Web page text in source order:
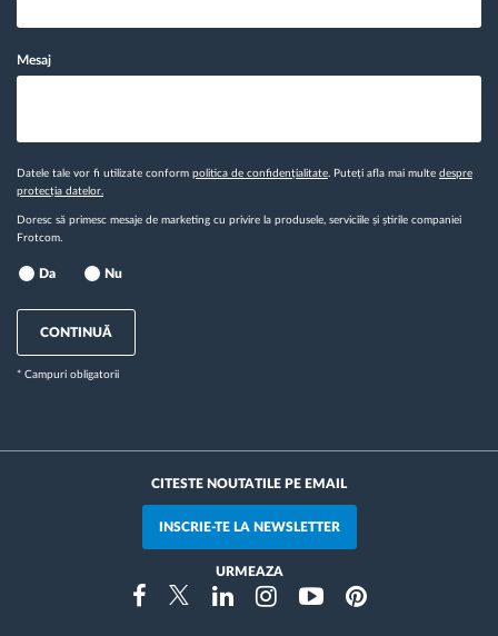
Mesaj
Datele tale vor fi utilizate conform politica de confidențialitate. Puteți afla mai multe despre
protecția datelor.
Doresc să primesc mesaje de marketing cu privire la produsele, serviciile și știrile companiei
Frotcom.
Da Nu
CONTINUĂ
* Campuri obligatorii
CITESTE NOUTATILE PE EMAIL
INSCRIE-TE LA NEWSLETTER
URMEAZA
FacebookTwitterLinkedinInstragramYoutubePinterest